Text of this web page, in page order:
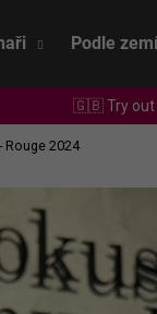
Podle zemí
🇬🇧 Try out
Rouge 2024
Co